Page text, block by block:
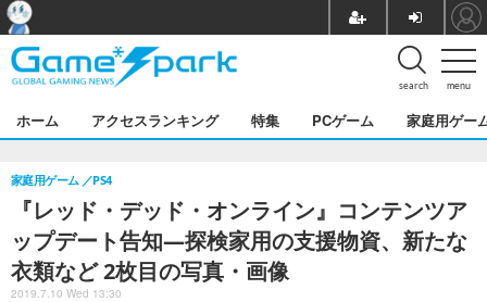
menu
search
ホーム アクセスランキング 特集 PCゲーム 家庭用ゲー
『レッド・デッド・オンライン』コンテンツア
ップデート告知―探検家用の支援物資、新たな
衣類など 2枚目の写真・画像
家庭用ゲーム PS4
2019.7.10 Wed 13:30